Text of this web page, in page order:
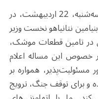
گوئو جیاکون در نشست خبری روز سه‌شنبه، 22 اردیبهشت، در
نتانیاهو نخست وزیر
در تامین قطعات موشک،
خصوص این مساله اعلام
همواره بر
و برای توقف جنگ، ترویج